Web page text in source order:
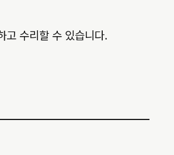
고 수리할 수 있습니다.